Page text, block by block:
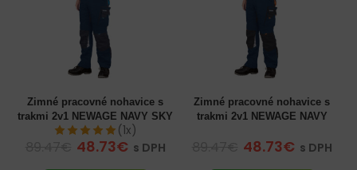
Zimné pracovné nohavice s
trakmi 2v1 NEWAGE NAVY SKY
(1x)
48.73€ s DPH
Zimné pracovné nohavice s
trakmi 2v1 NEWAGE NAVY
48.73€ s DPH